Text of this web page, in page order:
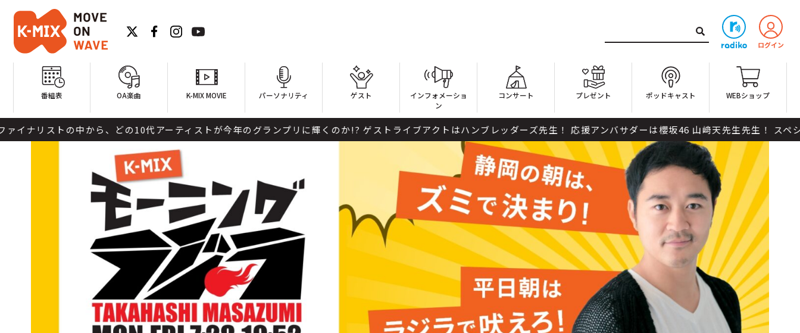
番組表 OA楽曲 K-MIX MOVIE パーソナリティ ゲスト
インフォメーショ
ン
コンサート プレゼント ポッドキャスト WEBショップ
どの10代アーティストが今年のグランプリに輝くのか!? ゲストライブアクトはハンブレッダーズ先生！ 応援アンバサダーは櫻坂46 山﨑天先生先生！ スペシャルサポ